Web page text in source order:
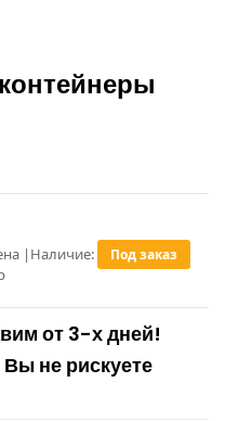
| Наличие: Под заказ
от 3-х дней!
не рискуете